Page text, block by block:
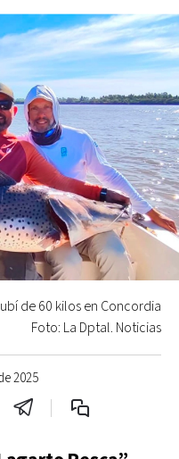
2025
de 60 kilos en Concordia
Foto: La Dptal. Noticias